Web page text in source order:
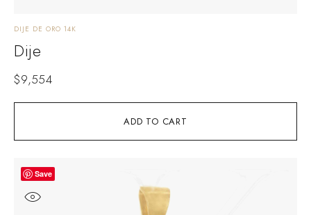
ADD TO CART
DIJE DE ORO 14K
Dije
$9,554
Save